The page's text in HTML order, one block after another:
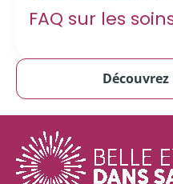
FAQ sur les